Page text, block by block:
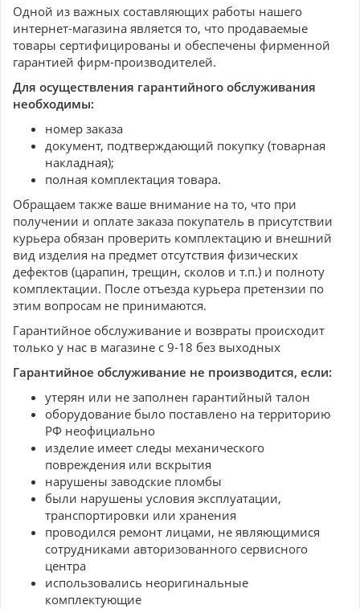
Одной из важных составляющих работы нашего
интернет-магазина является то, что продаваемые
товары сертифицированы и обеспечены фирменной
гарантией фирм-производителей.
Для осуществления гарантийного обслуживания
необходимы:
номер заказа
документ, подтверждающий покупку (товарная
накладная);
полная комплектация товара.
Обращаем также ваше внимание на то, что при
получении и оплате заказа покупатель в присутствии
курьера обязан проверить комплектацию и внешний
вид изделия на предмет отсутствия физических
дефектов (царапин, трещин, сколов и т.п.) и полноту
комплектации. После отъезда курьера претензии по
этим вопросам не принимаются.
Гарантийное обслуживание и возвраты происходит
только у нас в магазине с 9-18 без выходных
Гарантийное обслуживание не производится, если:
утерян или не заполнен гарантийный талон
оборудование было поставлено на территорию
РФ неофициально
изделие имеет следы механического
повреждения или вскрытия
нарушены заводские пломбы
были нарушены условия эксплуатации,
транспортировки или хранения
проводился ремонт лицами, не являющимися
сотрудниками авторизованного сервисного
центра
использовались неоригинальные
комплектующие